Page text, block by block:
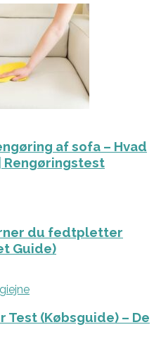
af sofa – Hvad
Rengøringstest
du fedtpletter
Guide)
Test (Købsguide) – De